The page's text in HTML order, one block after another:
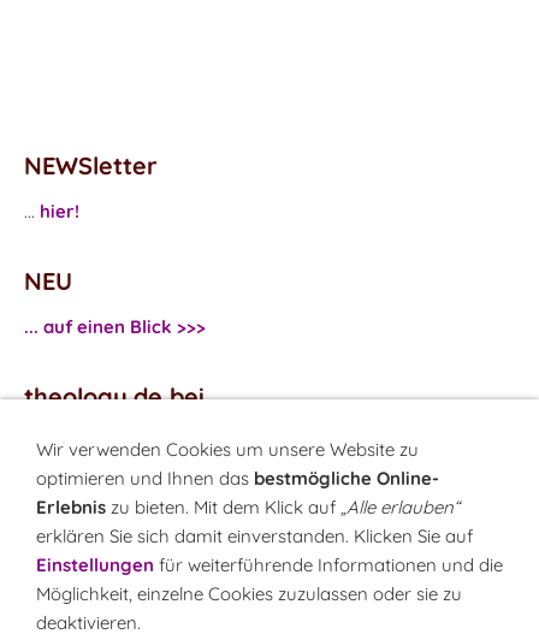
NEWSletter
... hier!
NEU
... auf einen Blick >>>
theology.de bei
...Facebook
...Twitter
Monatsrätsel
Rätseln & Gewinnen!
Wir verwenden Cookies um unsere Website zu
optimieren und Ihnen das bestmögliche Online-
Erlebnis zu bieten. Mit dem Klick auf „Alle erlauben“
erklären Sie sich damit einverstanden. Klicken Sie auf
Einstellungen für weiterführende Informationen und die
Möglichkeit, einzelne Cookies zuzulassen oder sie zu
deaktivieren.